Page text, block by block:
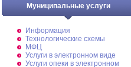
Муниципальные услуги
Информация
Технологические схемы
МФЦ
Услуги в электронном виде
Услуги опеки в электронном